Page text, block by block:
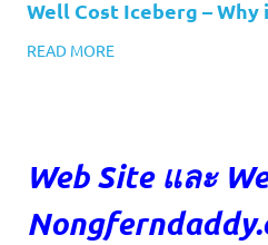
Well Cost Iceberg – Why
READ MORE
Web Site และ